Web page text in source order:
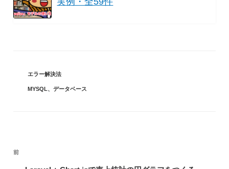
カ
ゴ
エラー解決法
タ
MYSQL、 データベース
前
前